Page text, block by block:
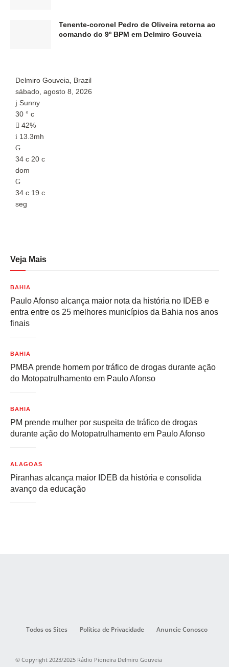
Tenente-coronel Pedro de Oliveira retorna ao
comando do 9º BPM em Delmiro Gouveia
Delmiro Gouveia, Brazil
sábado, agosto 8, 2026
Sunny
30 ° c
42%
13.3mh
34 c 20 c
dom
34 c 19 c
seg
Veja Mais
BAHIA
Paulo Afonso alcança maior nota da história no IDEB e
entra entre os 25 melhores municípios da Bahia nos anos
finais
BAHIA
PMBA prende homem por tráfico de drogas durante ação
do Motopatrulhamento em Paulo Afonso
BAHIA
PM prende mulher por suspeita de tráfico de drogas
durante ação do Motopatrulhamento em Paulo Afonso
ALAGOAS
Piranhas alcança maior IDEB da história e consolida
avanço da educação
Todos os Sites Política de Privacidade Anuncie Conosco
© Copyright 2023/2025 Rádio Pioneira Delmiro Gouveia